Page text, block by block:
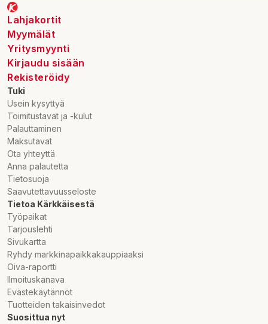
Lahjakortit
Myymälät
Yritysmyynti
Kirjaudu sisään
Rekisteröidy
Tuki
Usein kysyttyä
Toimitustavat ja -kulut
Palauttaminen
Maksutavat
Ota yhteyttä
Anna palautetta
Tietosuoja
Saavutettavuusseloste
Tietoa Kärkkäisestä
Työpaikat
Tarjouslehti
Sivukartta
Ryhdy markkinapaikkakauppiaaksi
Oiva-raportti
Ilmoituskanava
Evästekäytännöt
Tuotteiden takaisinvedot
Suosittua nyt